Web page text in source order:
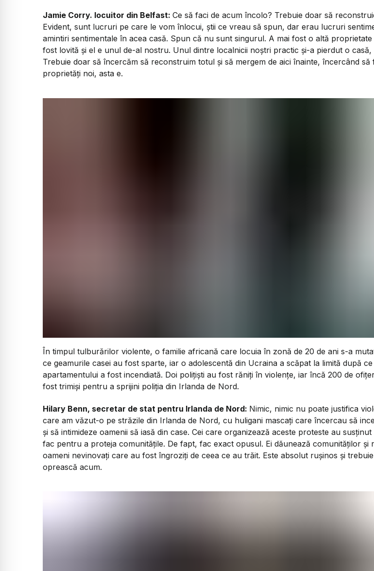
Jamie Corry. locuitor din Belfast: Ce să faci de acum încolo? Trebuie doar să
Evident, sunt lucruri pe care le vom înlocui, știi ce vreau să spun, dar erau lucruri
amintiri sentimentale în acea casă. Spun că nu sunt singurul. A mai fost o altă
fost lovită și el e unul de-al nostru. Unul dintre localnicii noștri practic și-a pierdut o casă,
Trebuie doar să încercăm să reconstruim totul și să mergem de aici înainte, încercând să
proprietăți noi, asta e.
În timpul tulburărilor violente, o familie africană care locuia în zonă de 20 de ani s-a
ce geamurile casei au fost sparte, iar o adolescentă din Ucraina a scăpat la limită după
apartamentului a fost incendiată. Doi polițiști au fost răniți în violențe, iar încă 200 de
fost trimiși pentru a sprijini poliția din Irlanda de Nord.
Hilary Benn, secretar de stat pentru Irlanda de Nord: Nimic, nimic nu poate justifica
care am văzut-o pe străzile din Irlanda de Nord, cu huligani mascați care încercau să
și să intimideze oamenii să iasă din case. Cei care organizează aceste proteste au susținut
fac pentru a proteja comunitățile. De fapt, fac exact opusul. Ei dăunează comunităților și
oameni nevinovați care au fost îngroziți de ceea ce au trăit. Este absolut rușinos și
oprească acum.